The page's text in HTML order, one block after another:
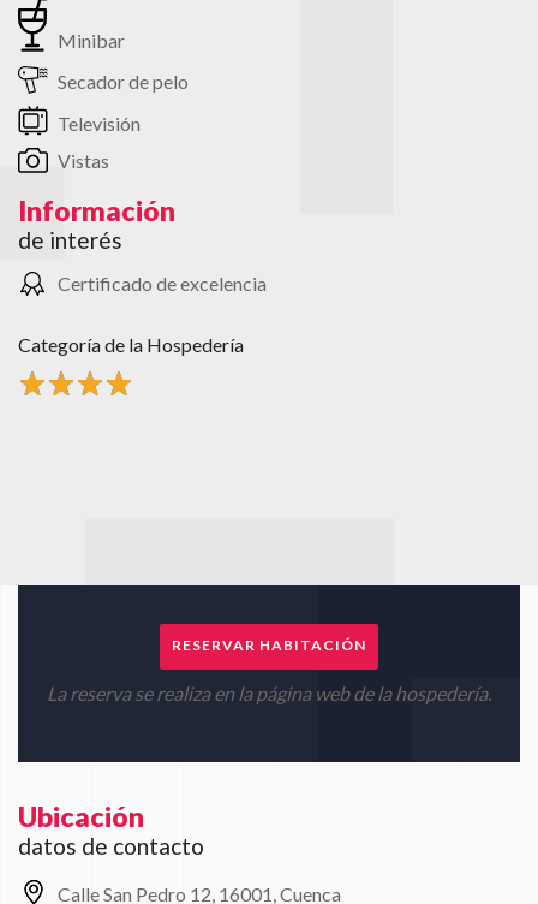
Minibar
Secador de pelo
Televisión
Vistas
Información
de interés
Certificado de excelencia
Categoría de la Hospedería
RESERVAR HABITACIÓN
La reserva se realiza en la página web de la hospedería.
Ubicación
datos de contacto
Calle San Pedro 12, 16001, Cuenca